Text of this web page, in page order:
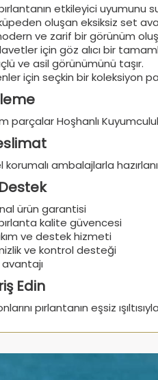
etkileyici uyumunu
oluşan eksiksiz set
ve zarif bir görünüm
için göz alıcı bir
ve asil görünümünü taşır.
için seçkin bir koleksiyon
parçalar Hoşhanlı
ambalajlarla
ürün garantisi
kalite güvencesi
ve destek hizmeti
ve kontrol desteği
Edin
pırlantanın eşsiz